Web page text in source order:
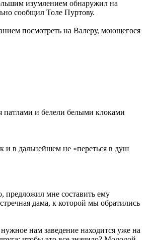
изумлением обнаружил на
сообщил Толе Пуртову.
посмотреть на Валеру, моющегося
патлами и белели белыми клоками
и в дальнейшем не «переться в душ
предложил мне составить ему
дама, к которой мы обратились
нам заведение находится уже на